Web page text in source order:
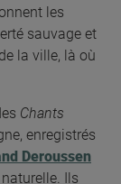
les
sauvage et
de la ville, là où
Chants
enregistrés
Deroussen
Ils